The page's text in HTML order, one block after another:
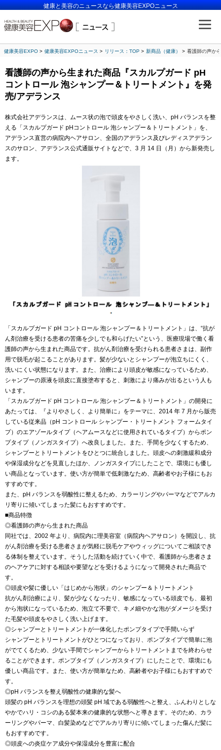
健康と美容のニュースなら健康美容EXPOニュース
健康美容EXPO 健康美容EXPOニュース リリース：TOP 新商品（健康） 看護師の声か
看護師の声から生まれた商品『スカルプガード pH
コントロール 泡シャンプー＆トリートメント』を発
売/アデランス
株式会社アデランスは、ムース状の泡で頭皮をやさしく洗い、pH バランスを整
える「スカルプガード pHコントロール 泡シャンプー＆トリートメント」を、
アデランス直営の病院内ヘアサロン、全国のアデランス及びレディスアデラン
スのサロン、アデランス公式通販サイトなどで、3 月 14 日（月）から新発売し
ます。
「スカルプガード pH コントロール 泡シャンプー＆トリートメント」は、“抗が
ん剤治療を受ける患者の苦痛を少しでも和らげたい”という、医療現場で働く看
護師の声から生まれた商品です。抗がん剤治療を受けられる患者さまは、副作
用で脱毛が起こることがあります。髪が少ないとシャンプーが泡立ちにくく、
洗いにくい状態になります。また、治療により頭皮が敏感になっているため、
シャンプーの原液を頭皮に直接塗布すると、刺激により痛みが出るという人も
います。
「スカルプガード pH コントロール 泡シャンプー＆トリートメント」の開発に
あたっては、『よりやさしく、より簡単に』をテーマに、2014 年 7 月から販売
している従来品（pH コントロール シャンプー・トリートメント フォームタイ
プ）のエアゾールタイプ（ヘアムースなどに使用されているタイプ）からポン
プタイプ（ノンガスタイプ）へ改良しました。また、手間を少なくするため、
シャンプーとトリートメントをひとつに統合しました。頭皮への刺激緩和成分
や保湿成分などを見直したほか、ノンガスタイプにしたことで、環境にも優し
い商品となっています。使い方が簡単で低刺激なため、高齢者やお子様にもお
すすめです。
また、pH バランスを弱酸性に整えるため、カラーリングやパーマなどでアルカ
リ寄りに傾いてしまった髪にもおすすめです。
■商品特徴
◎看護師の声から生まれた商品
同社では、2002 年より、病院内に理美容室（病院内ヘアサロン）を開設し、抗
がん剤治療を受ける患者さまが気軽に脱毛ケアやウィッグについてご相談でき
る体制を整えています。そうした活動を続けていく中で、看護師から患者さま
のヘアケアに対する相談や要望などを受けるようになって開発された商品で
す。
◎頭皮や髪に優しい「はじめから泡状」のシャンプー＆トリートメント
抗がん剤治療により、髪が少なくなったり、敏感になっている頭皮でも、最初
から泡状になっているため、泡立て不要で、キメ細やかな泡がダメージを受け
た毛髪や頭皮をやさしく洗い上げます。
◎シャンプーとトリートメントが一体化したポンプタイプで手間いらず
シャンプーとトリートメントがひとつになっており、ポンプタイプで簡単に泡
がでてくるため、少ない手間でシャンプーからトリートメントまでを終わらせ
ることができます。ポンプタイプ（ノンガスタイプ）にしたことで、環境にも
優しい商品です。また、使い方が簡単なため、高齢者やお子様にもおすすめで
す。
◎pH バランスを整え弱酸性の健康的な髪へ
頭髪の pH バランスを理想の頭髪 pH 域である弱酸性へと整え、ふんわりとしな
やかでハリ・コシのある髪本来の健康的な状態へと導きます。そのため、カラ
ーリングやパーマ、白髪染めなどでアルカリ寄りに傾いてしまった傷んだ髪に
もおすすめです。
◎頭皮への炎症ケア成分や保湿成分を豊富に配合